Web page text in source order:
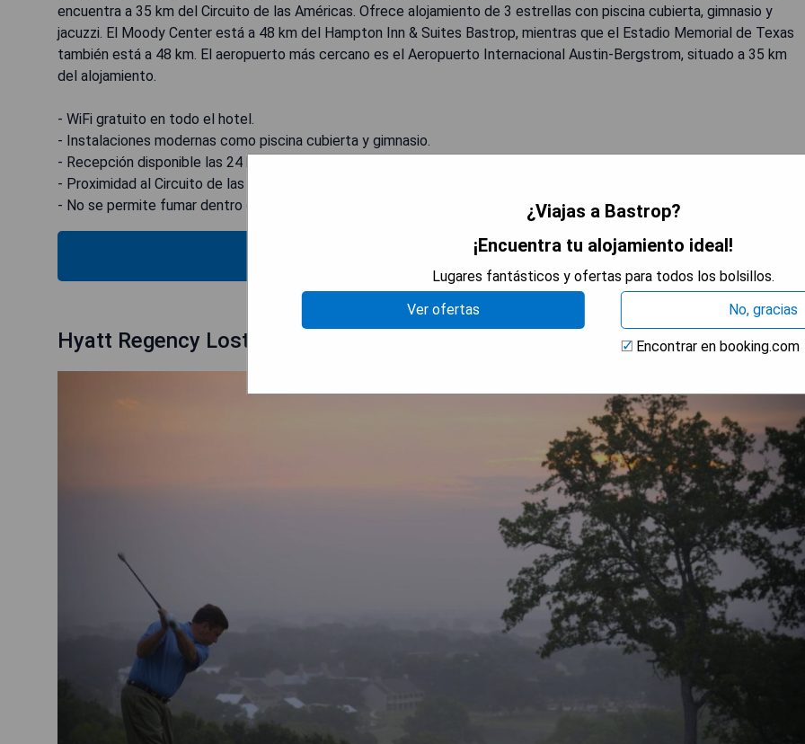
encuentra a 35 km del Circuito de las Américas. Ofrece alojamiento de 3 estrellas con piscina cubierta, gimnasio y
jacuzzi. El Moody Center está a 48 km del Hampton Inn & Suites Bastrop, mientras que el Estadio Memorial de Texas
también está a 48 km. El aeropuerto más cercano es el Aeropuerto Internacional Austin-Bergstrom, situado a 35 km
del alojamiento.
- WiFi gratuito en todo el hotel.
- Instalaciones modernas como piscina cubierta y gimnasio.
- Recepción disponible las 24 horas.
- Proximidad al Circuito de las Américas.
- No se permite fumar dentro del establecimiento.
MOSTRAR PRECIOS
Hyatt Regency Lost Pines Resort and Spa
¿Viajas a Bastrop?
¡Encuentra tu alojamiento ideal!
Lugares fantásticos y ofertas para todos los bolsillos.
Ver ofertas
No, gracias
Encontrar en booking.com